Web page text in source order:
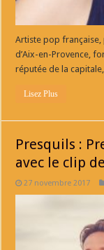
Artiste pop
d’Aix-en-Provence,
réputée de la
Lisez Plus
Presquils :
avec le clip
27 novembre 2017